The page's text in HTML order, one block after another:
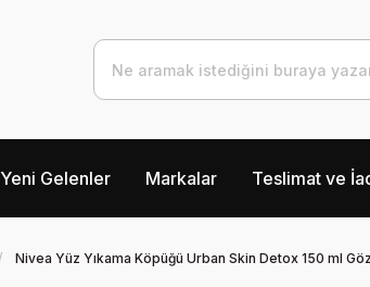
Yeni Gelenler Markalar Teslimat ve
Nivea Yüz Yıkama Köpüğü Urban Skin Detox 150 ml